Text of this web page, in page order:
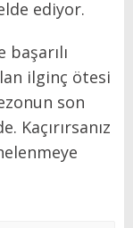
ediyor.
ilginç ötesi
son
Kaçırırsanız